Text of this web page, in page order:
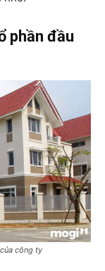
phần đầu
công ty